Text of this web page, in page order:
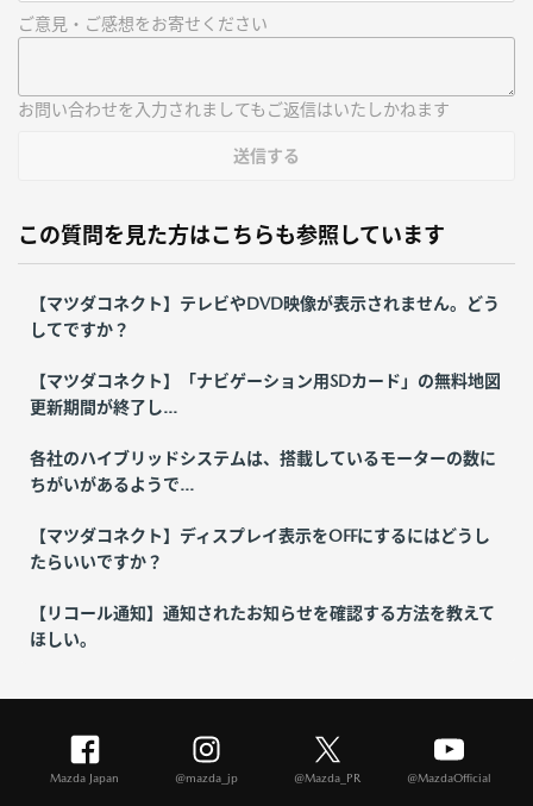
ご意見・ご感想をお寄せください
お問い合わせを入力されましてもご返信はいたしかねます
送信する
この質問を見た方はこちらも参照しています
【マツダコネクト】テレビやDVD映像が表示されません。どう
してですか？
【マツダコネクト】「ナビゲーション用SDカード」の無料地図
更新期間が終了し...
各社のハイブリッドシステムは、搭載しているモーターの数に
ちがいがあるようで...
【マツダコネクト】ディスプレイ表示をOFFにするにはどうし
たらいいですか？
【リコール通知】通知されたお知らせを確認する方法を教えて
ほしい。
Mazda Japan @mazda_jp @Mazda_PR @MazdaOfficial